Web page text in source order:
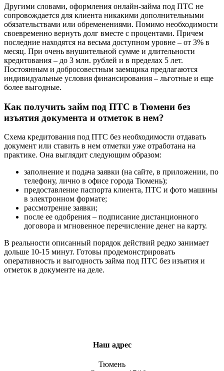
Другими словами, оформления онлайн-займа под ПТС не
сопровождается для клиента никакими дополнительными
обязательствами или обременениями. Помимо необходимости
своевременно вернуть долг вместе с процентами. Причем
последние находятся на весьма доступном уровне – от 3% в
месяц. При очень внушительной сумме и длительности
кредитования – до 3 млн. рублей и в пределах 5 лет.
Постоянным и добросовестным заемщика предлагаются
индивидуальные условия финансирования – льготные и еще
более выгодные.
Как получить займ под ПТС в Тюмени без
изъятия документа и отметок в нем?
Схема кредитования под ПТС без необходимости отдавать
документ или ставить в нем отметки уже отработана на
практике. Она выглядит следующим образом:
заполнение и подача заявки (на сайте, в приложении, по
телефону, лично в офисе города Тюмень);
предоставление паспорта клиента, ПТС и фото машины
в электронном формате;
рассмотрение заявки;
после ее одобрения – подписание дистанционного
договора и мгновенное перечисление денег на карту.
В реальности описанный порядок действий редко занимает
дольше 10-15 минут. Готовы продемонстрировать
оперативность и выгодность займа под ПТС без изъятия и
отметок в документе на деле.
Наш адрес
Тюмень